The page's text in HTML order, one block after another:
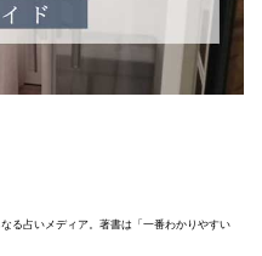
る占いメディア。著書は「一番わかりやすい